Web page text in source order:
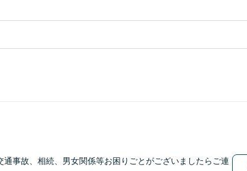
故、相続、男女関係等お困りごとがございましたらご連